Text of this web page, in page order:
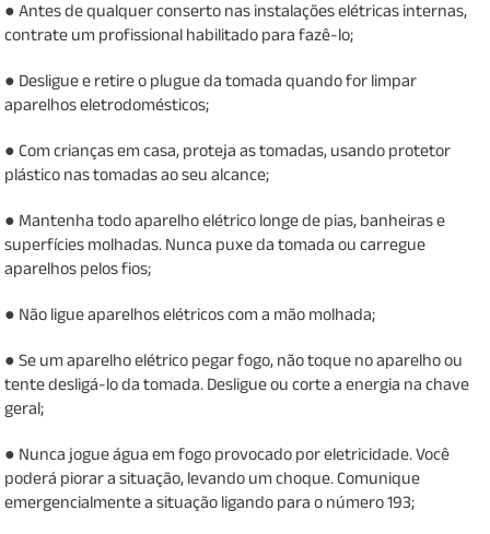
● Antes de qualquer conserto nas instalações elétricas internas,
contrate um profissional habilitado para fazê-lo;
● Desligue e retire o plugue da tomada quando for limpar
aparelhos eletrodomésticos;
● Com crianças em casa, proteja as tomadas, usando protetor
plástico nas tomadas ao seu alcance;
● Mantenha todo aparelho elétrico longe de pias, banheiras e
superfícies molhadas. Nunca puxe da tomada ou carregue
aparelhos pelos fios;
● Não ligue aparelhos elétricos com a mão molhada;
● Se um aparelho elétrico pegar fogo, não toque no aparelho ou
tente desligá-lo da tomada. Desligue ou corte a energia na chave
geral;
● Nunca jogue água em fogo provocado por eletricidade. Você
poderá piorar a situação, levando um choque. Comunique
emergencialmente a situação ligando para o número 193;